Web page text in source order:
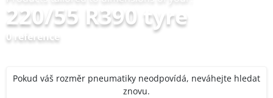
220/55 R390 tyre
0 reference
Pokud váš rozměr pneumatiky neodpovídá, neváhejte hledat
znovu.